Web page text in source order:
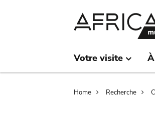
Votre visite
Home Recherche